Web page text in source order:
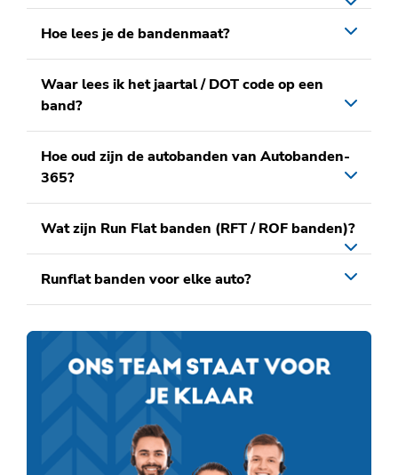
Hoe lees je de bandenmaat?
Waar lees ik het jaartal / DOT code op een
band?
Hoe oud zijn de autobanden van Autobanden-
365?
Wat zijn Run Flat banden (RFT / ROF banden)?
Runflat banden voor elke auto?